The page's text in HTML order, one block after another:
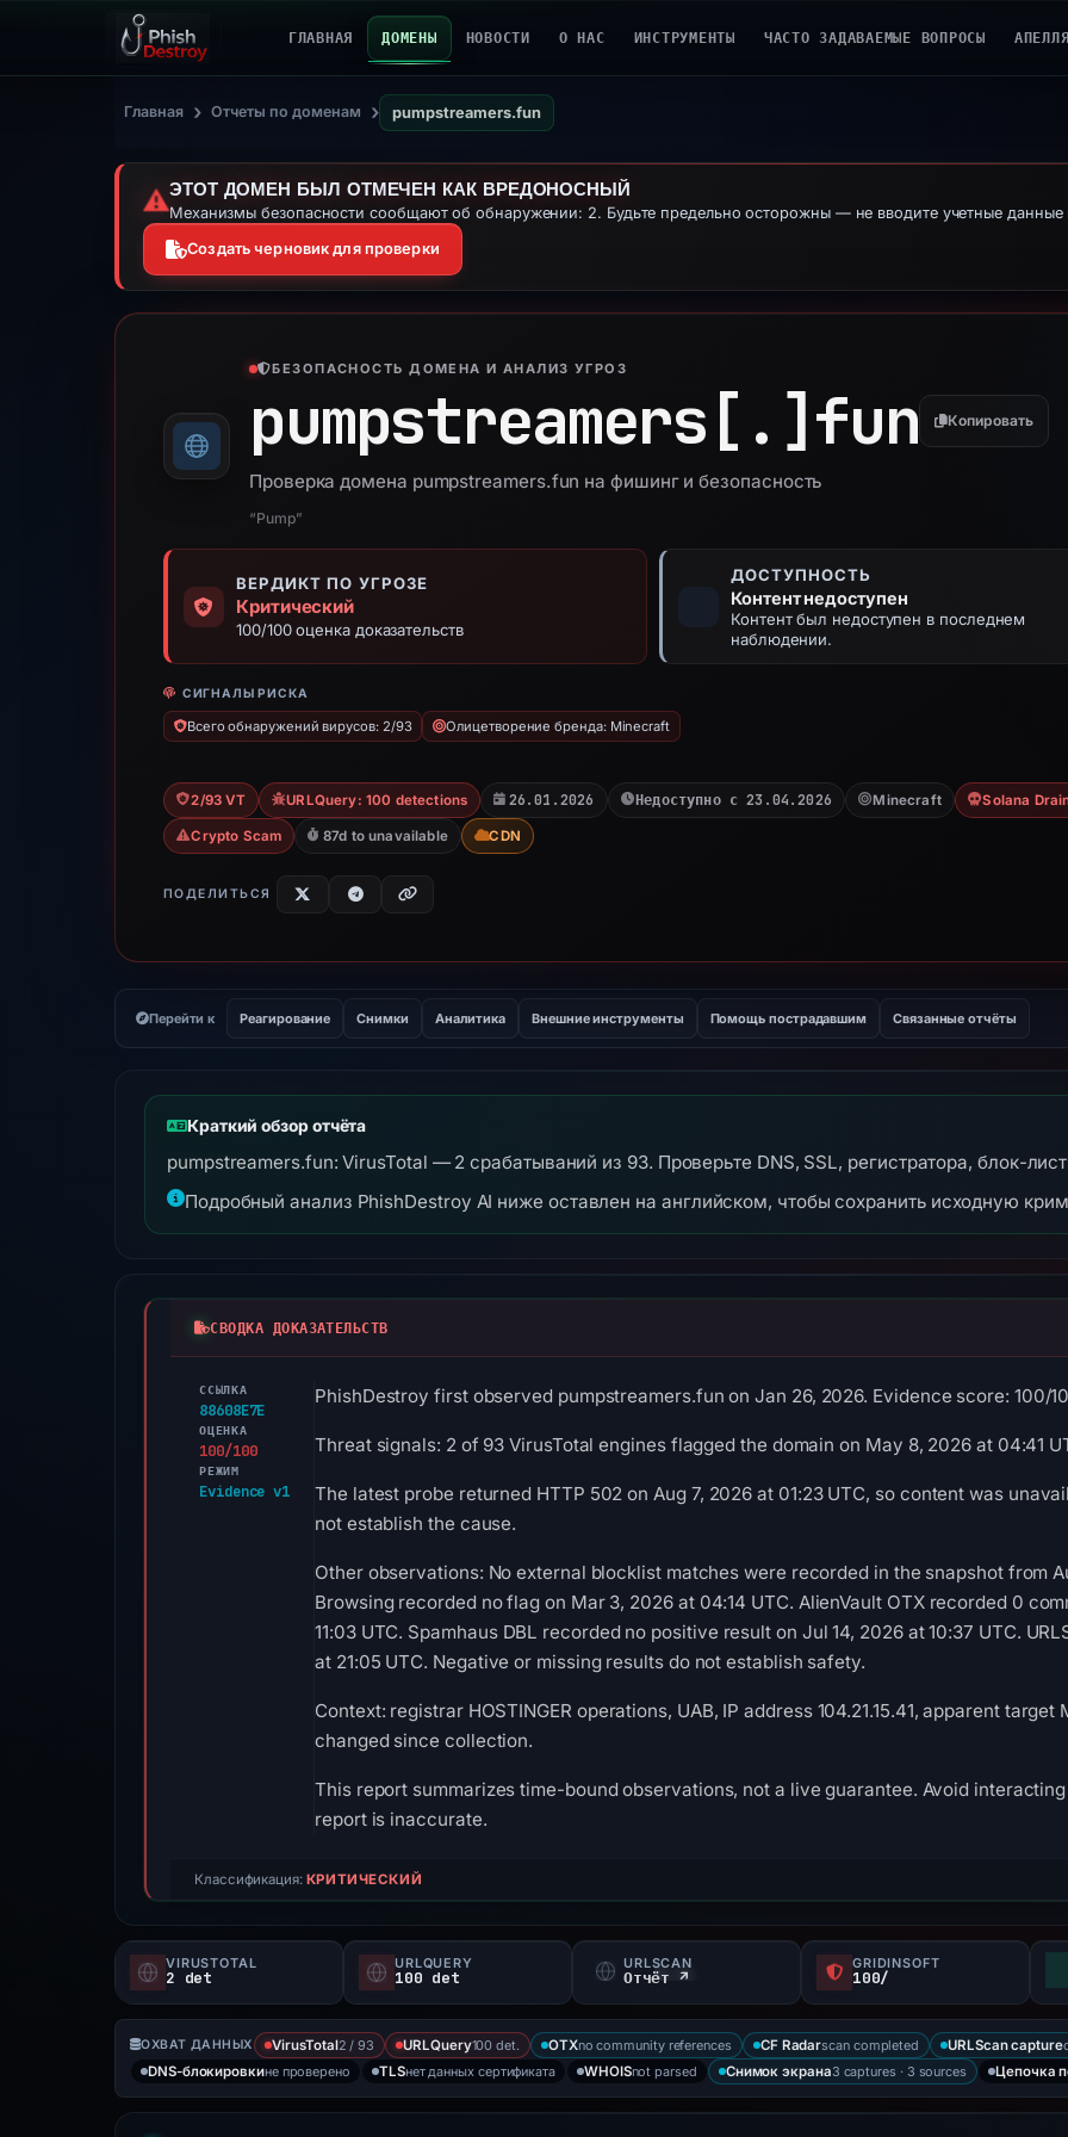
ГЛАВНАЯ ДОМЕНЫ НОВОСТИ О НАС ИНСТРУМЕНТЫ ЧАСТО ЗАДАВАЕМЫЕ ВОПРОСЫ
Главная › Отчеты по доменам › pumpstreamers.fun
⚠️ЭТОТ ДОМЕН БЫЛ ОТМЕЧЕН КАК ВРЕДОНОСНЫЙ
Механизмы безопасности сообщают об обнаружении: 2. Будьте предельно осторожны — не вводите учетные
Создать черновик для проверки
БЕЗОПАСНОСТЬ ДОМЕНА И АНАЛИЗ УГРОЗ
pumpstreamers[.]fun Копировать
Проверка домена pumpstreamers.fun на фишинг и безопасность
“Pump”
ВЕРДИКТ ПО УГРОЗЕ
Критический
100/100 оценка доказательств
ДОСТУПНОСТЬ
Контент недоступен
Контент был недоступен в последнем
наблюдении.
СИГНАЛЫ РИСКА
Всего обнаружений вирусов: 2/93 Олицетворение бренда: Minecraft
2/93 VT URLQuery: 100 detections 26.01.2026 Недоступно с 23.04.2026 Minecraft Solana
Crypto Scam 87d to unavailable CDN
ПОДЕЛИТЬСЯ
Перейти к Реагирование Снимки Аналитика Внешние инструменты Помощь пострадавшим Связанные отчёты
Краткий обзор отчёта
pumpstreamers.fun: VirusTotal — 2 срабатываний из 93. Проверьте DNS, SSL, регистратора, блок-
Подробный анализ PhishDestroy AI ниже оставлен на английском, чтобы сохранить исходную
СВОДКА ДОКАЗАТЕЛЬСТВ
ССЫЛКА
88608E7E
ОЦЕНКА
100/100
РЕЖИМ
Evidence v1
PhishDestroy first observed pumpstreamers.fun on Jan 26, 2026. Evidence score: 100/
Threat signals: 2 of 93 VirusTotal engines flagged the domain on May 8, 2026 at 04:41
The latest probe returned HTTP 502 on Aug 7, 2026 at 01:23 UTC, so content was
not establish the cause.
Other observations: No external blocklist matches were recorded in the snapshot from
Browsing recorded no flag on Mar 3, 2026 at 04:14 UTC. AlienVault OTX recorded 0
11:03 UTC. Spamhaus DBL recorded no positive result on Jul 14, 2026 at 10:37 UTC.
at 21:05 UTC. Negative or missing results do not establish safety.
Context: registrar HOSTINGER operations, UAB, IP address 104.21.15.41, apparent
changed since collection.
This report summarizes time-bound observations, not a live guarantee. Avoid
report is inaccurate.
Классификация: КРИТИЧЕСКИЙ
VIRUSTOTAL
2 det
URLQUERY
100 det
URLSCAN
Отчёт ↗
GRIDINSOFT
100/
ОХВАТ ДАННЫХ VirusTotal2 / 93 URLQuery100 det. OTXno community references CF Radarscan completed URLScan capture
DNS-блокировкине проверено TLSнет данных сертификата WHOISnot parsed Снимок экрана3 captures · 3 sources Цепочка